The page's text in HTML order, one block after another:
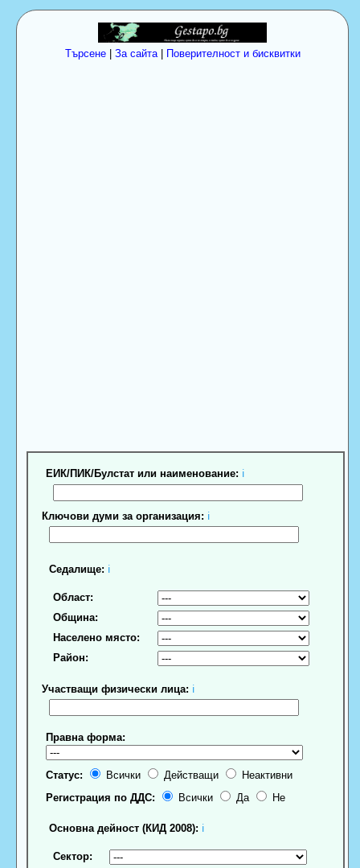
Търсене| За сайта| Поверителност и бисквитки
ЕИК/ПИК/Булстат или наименование: ℹ
Ключови думи за организация: ℹ
Седалище: ℹ
Област:
Община:
Населено място:
Район:
Участващи физически лица: ℹ
Правна форма:
Статус: Всички Действащи
Неактивни
Регистрация по ДДС:
Всички Да Не
Основна дейност (КИД 2008): ℹ
Сектор: